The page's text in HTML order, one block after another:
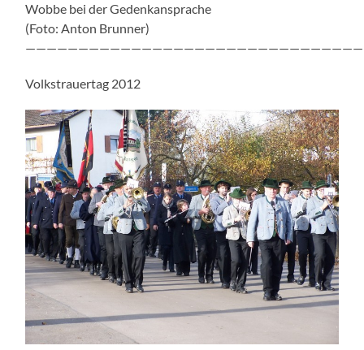
Wobbe bei der Gedenkansprache
(Foto: Anton Brunner)
Volkstrauertag 2012